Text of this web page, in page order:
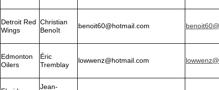
Detroit Red
Wings
Christian
Benoît
benoit60@hotmail.com
Edmonton
Oilers
Éric
Tremblay
lowwenz@hotmail.com
Jean-